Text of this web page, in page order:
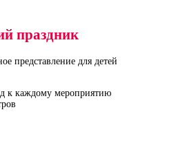
праздник
представление для детей
к каждому мероприятию